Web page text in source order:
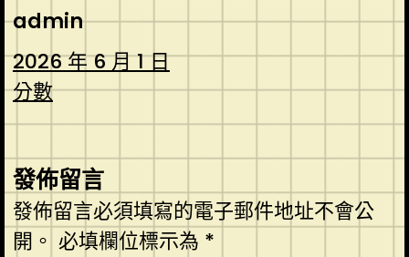
admin
2026 年 6 月 1 日
分數
發佈留言
發佈留言必須填寫的電子郵件地址不會公
開。 必填欄位標示為 *